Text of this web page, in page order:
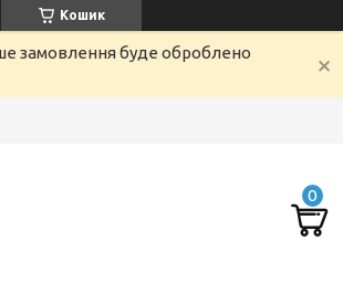
Кошик
замовлення буде оброблено